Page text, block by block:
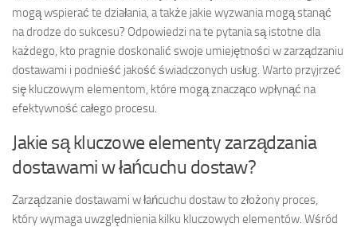
mogą wspierać te działania, a także jakie wyzwania mogą stanąć
na drodze do sukcesu? Odpowiedzi na te pytania są istotne dla
każdego, kto pragnie doskonalić swoje umiejętności w zarządzaniu
dostawami i podnieść jakość świadczonych usług. Warto przyjrzeć
się kluczowym elementom, które mogą znacząco wpłynąć na
efektywność całego procesu.
Jakie są kluczowe elementy zarządzania
dostawami w łańcuchu dostaw?
Zarządzanie dostawami w łańcuchu dostaw to złożony proces,
który wymaga uwzględnienia kilku kluczowych elementów. Wśród